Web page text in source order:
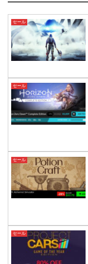
セール
セール
セール
セール